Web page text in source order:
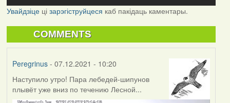
Увайдзіцеці зарэгіструйцеся каб пакідаць каментары.
COMMENTS
Peregrinus- 07.12.2021 - 10:20
Наступило утро! Пара лебедей-шипунов
плывёт уже вниз по течению Лесной...